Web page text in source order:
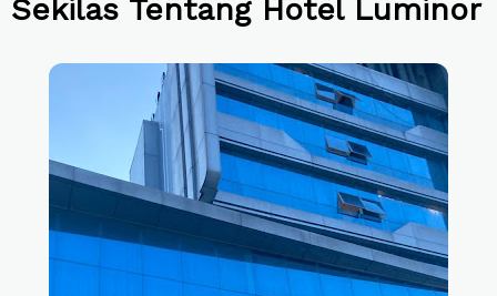
Sekilas Tentang Hotel Luminor